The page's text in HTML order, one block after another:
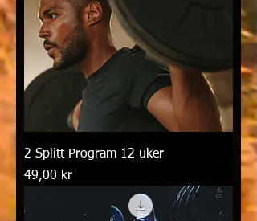
2 Splitt Program 12 uker
Pris
49,00 kr